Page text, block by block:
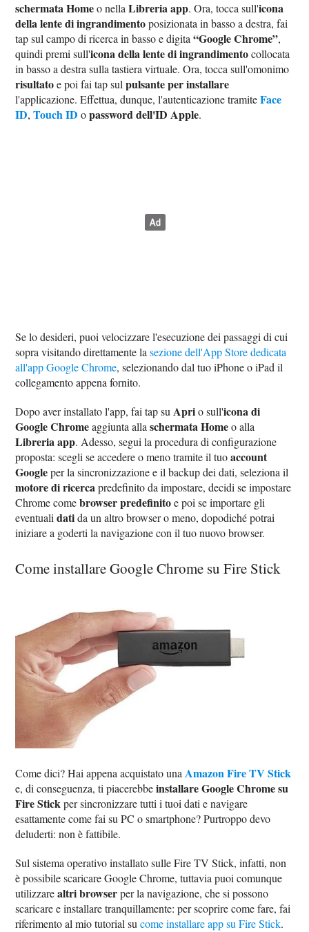
schermata Homeo nellaLibreria app. Ora, tocca sull'icona
della lente di ingrandimentoposizionata in basso a destra, fai
tap sul campo di ricerca in basso e digita“Google Chrome”,
quindi premi sull'icona della lente di ingrandimentocollocata
in basso a destra sulla tastiera virtuale. Ora, tocca sull'omonimo
risultatoe poi fai tap sulpulsante per installare
l'applicazione. Effettua, dunque, l'autenticazione tramiteFace
ID,Touch ID opassword dell'ID Apple.
Se lo desideri, puoi velocizzare l'esecuzione dei passaggi di cui
sopra visitando direttamente lasezione dell'App Store dedicata
all'app Google Chrome, selezionando dal tuo iPhone o iPad il
collegamento appena fornito.
Dopo aver installato l'app, fai tap suAprio sull'icona di
Google Chromeaggiunta allaschermata Homeo alla
Libreria app. Adesso, segui la procedura di configurazione
proposta: scegli se accedere o meno tramite il tuoaccount
Googleper la sincronizzazione e il backup dei dati, seleziona il
motore di ricercapredefinito da impostare, decidi se impostare
Chrome comebrowser predefinitoe poi se importare gli
eventualidatida un altro browser o meno, dopodiché potrai
iniziare a goderti la navigazione con il tuo nuovo browser.
Come installare Google Chrome su Fire Stick
Come dici? Hai appena acquistato unaAmazon Fire TV Stick
e, di conseguenza, ti piacerebbeinstallare Google Chrome su
Fire Stickper sincronizzare tutti i tuoi dati e navigare
esattamente come fai su PC o smartphone? Purtroppo devo
deluderti: non è fattibile.
Sul sistema operativo installato sulle Fire TV Stick, infatti, non
è possibile scaricare Google Chrome, tuttavia puoi comunque
utilizzarealtri browserper la navigazione, che si possono
scaricare e installare tranquillamente: per scoprire come fare, fai
riferimento al mio tutorial sucome installare app su Fire Stick.